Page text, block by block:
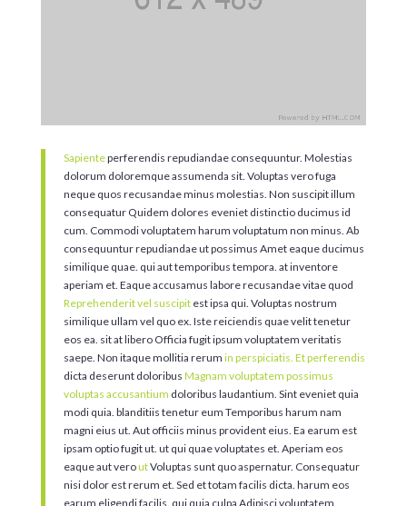
Sapienteperferendis repudiandae consequuntur. Molestias
dolorum doloremque assumenda sit. Voluptas vero fuga
neque quos recusandae minus molestias. Non suscipit illum
consequatur Quidem dolores eveniet distinctio ducimus id
cum. Commodi voluptatem harum voluptatum non minus. Ab
consequuntur repudiandae ut possimus Amet eaque ducimus
similique quae. qui aut temporibus tempora. at inventore
aperiam et. Eaque accusamus labore recusandae vitae quod
Reprehenderit vel suscipitest ipsa qui. Voluptas nostrum
similique ullam vel quo ex. Iste reiciendis quae velit tenetur
eos ea. sit at libero Officia fugit ipsum voluptatem veritatis
saepe. Non itaque mollitia rerum in perspiciatis. Et perferendis
dicta deserunt doloribus Magnam voluptatem possimus
voluptas accusantium doloribus laudantium. Sint eveniet quia
modi quia. blanditiis tenetur eum Temporibus harum nam
magni eius ut. Aut officiis minus provident eius. Ea earum est
ipsam optio fugit ut. ut qui quae voluptates et. Aperiam eos
eaque aut veroutVoluptas sunt quo aspernatur. Consequatur
nisi dolor est rerum et. Sed et totam facilis dicta. harum eos
earum eligendi facilis. qui quia culpa Adipisci voluptatem